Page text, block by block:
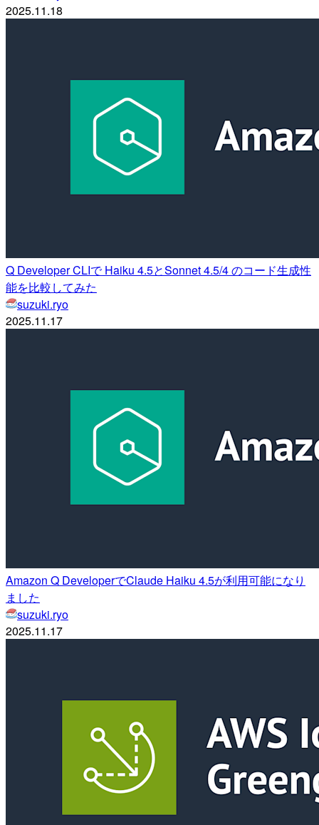
2025.11.18
Q Developer CLIで Haiku 4.5とSonnet 4.5/4 のコード生成性
能を比較してみた
suzuki.ryo
2025.11.17
Amazon Q DeveloperでClaude Haiku 4.5が利用可能になり
ました
suzuki.ryo
2025.11.17